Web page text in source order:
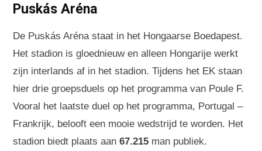
Puskás Aréna
De Puskás Aréna staat in het Hongaarse Boedapest.
Het stadion is gloednieuw en alleen Hongarije werkt
zijn interlands af in het stadion. Tijdens het EK staan
hier drie groepsduels op het programma van Poule F.
Vooral het laatste duel op het programma, Portugal –
Frankrijk, belooft een mooie wedstrijd te worden. Het
stadion biedt plaats aan 67.215 man publiek.